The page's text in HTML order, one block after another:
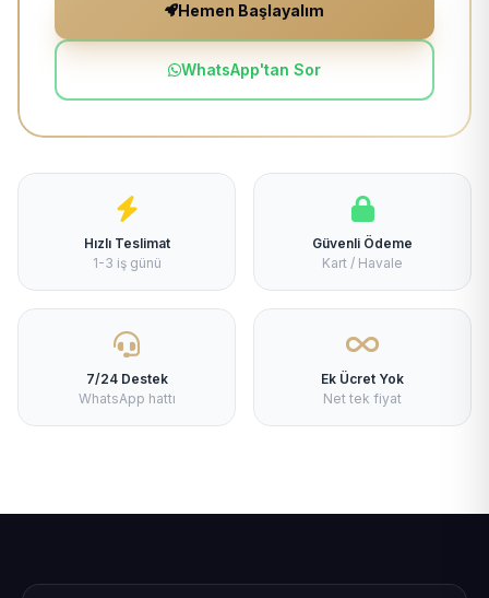
Hemen Başlayalım
WhatsApp'tan Sor
Hızlı Teslimat
1-3 iş günü
Güvenli Ödeme
Kart / Havale
7/24 Destek
WhatsApp hattı
Ek Ücret Yok
Net tek fiyat